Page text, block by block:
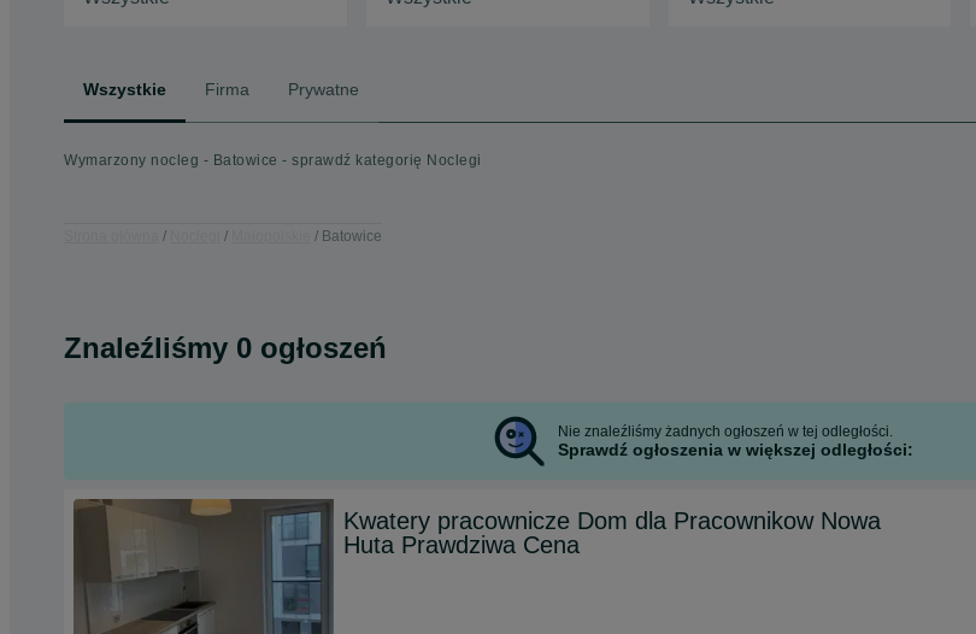
Wszystkie Firma Prywatne
Wymarzony nocleg - Batowice - sprawdź kategorię Noclegi
Batowice
Znaleźliśmy 0 ogłoszeń
Nie znaleźliśmy żadnych ogłoszeń w tej odległości.
Sprawdź ogłoszenia w większej odległości:
Kwatery pracownicze Dom dla Pracownikow Nowa
Huta Prawdziwa Cena